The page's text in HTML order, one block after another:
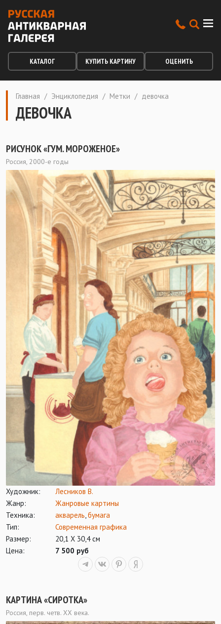
КАТАЛОГ КУПИТЬ КАРТИНУ ОЦЕНИТЬ
Главная / Энциклопедия / Метки / девочка
ДЕВОЧКА
РИСУНОК «ГУМ. МОРОЖЕНОЕ»
Россия, 2000-е годы
Художник:
Лесников В.
Жанр:
Жанровые картины
Техника:
акварель,бумага
Тип:
Современная графика
Размер:
20,1 Х 30,4 см
Цена:
7 500 руб
КАРТИНА «СИРОТКА»
Россия, перв. четв. ХХ века.